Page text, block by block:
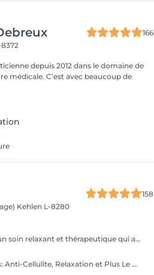
166
depuis 2012 dans le domaine de
médicale. C'est avec beaucoup de
158
Kehlen L-8280
Le massage des pieds est un soin relaxant et thérapeutique qui apporte de nombreux bienfaits tant pour le corps que pour l'esprit. En stimulant des points spécifiques sur les pieds, il aide à réduire les tensions et améliore la circulation sanguine.
Les bienfaits des massages: Anti-Cellulite, Relaxation et Plus Le massage est une pratique ancestrale qui procure de nombreux bienfaits pour le corps et l'esprit. Selon la technique utilisée, il peut agir sur la détente, la circulation ou encore l'élimination des toxines. Le massage anti-cellulite : Il aide à réduire l'aspect peau d'orange en stimulant la circulation sanguine et lymphatique. Il favorise le drainage des toxines et améliore l'élasticité de la peau, la rendant plus ferme et plus lisse. Le massage de relaxation : Idéal pour relâcher les tensions et apaiser le stress, il procure une sensation de bien-être immédiate. Grâce à des mouvements lents et fluides, il détend les muscles et favorise un sommeil réparateur. Le massage drainant: Il active le système lymphatique et réduit la rétention d'eau, aidant ainsi à affiner la silhouette et à éliminer les toxines. Parfait pour les jambes lourdes ! Chaque type de massage a ses propres vertus et s'adapte aux besoins de chacun. Que ce soit pour retrouver une peau plus ferme, soulager les tensions ou simplement s'accorder un moment de bien-être, il y a un massage fait pour vous !